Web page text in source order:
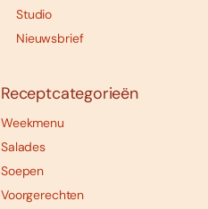
Studio
Nieuwsbrief
Receptcategorieën
Weekmenu
Salades
Soepen
Voorgerechten